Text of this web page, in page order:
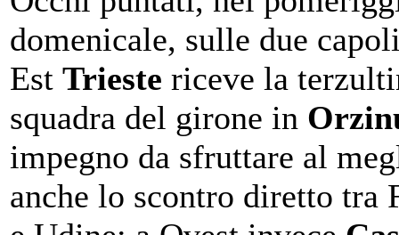
domenicale, sulle due
Est Trieste riceve la
squadra del girone in
impegno da sfruttare al
anche lo scontro diretto tra